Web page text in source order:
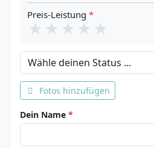
Preis-Leistung *
★ ★ ★ ★ ★
Dein Status
Fotos hinzufügen
Dein Name *